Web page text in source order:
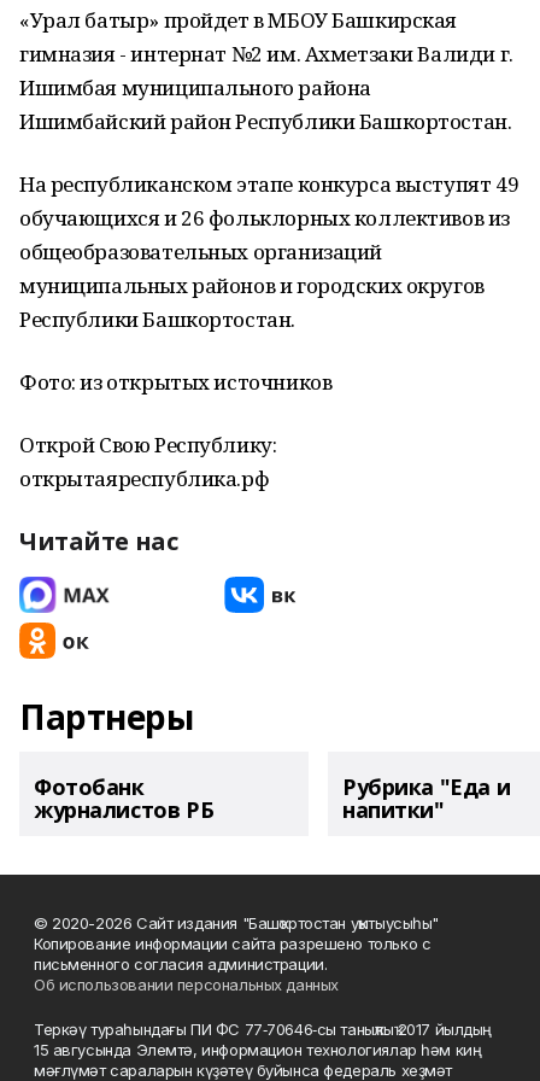
«Урал батыр» пройдет в МБОУ Башкирская
гимназия - интернат №2 им. Ахметзаки Валиди г.
Ишимбая муниципального района
Ишимбайский район Республики Башкортостан.
На республиканском этапе конкурса выступят 49
обучающихся и 26 фольклорных коллективов из
общеобразовательных организаций
муниципальных районов и городских округов
Республики Башкортостан.
Фото: из открытых источников
Открой Свою Республику:
открытаяреспублика.рф
Читайте нас
Партнеры
Фотобанк
журналистов РБ
Рубрика "Еда и
напитки"
© 2020-2026 Сайт издания "Башҡортостан уҡытыусыһы"
Копирование информации сайта разрешено только с
письменного согласия администрации.
Об использовании персональных данных
Теркәү тураһындағы ПИ ФС 77‑70646‑сы таныҡлыҡ 2017 йылдың
15 авгусында Элемтә, информацион технологиялар һәм киң
мәғлүмәт сараларын күҙәтеү буйынса федераль хеҙмәт